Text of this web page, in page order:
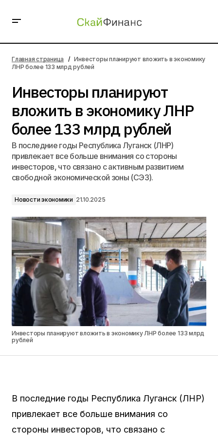
более 133 млрд рублей
Главная страница
Инвесторы планируют вложить в экономику
ЛНР более 133 млрд рублей
Инвесторы планируют
вложить в экономику ЛНР
более 133 млрд рублей
В последние годы Республика Луганск (ЛНР)
привлекает все больше внимания со стороны
инвесторов, что связано с активным развитием
свободной экономической зоны (СЭЗ).
Новости экономики 21.10.2025
Инвесторы планируют вложить в экономику ЛНР более 133 млрд
рублей
В последние годы Республика Луганск (ЛНР)
привлекает все больше внимания со
стороны инвесторов, что связано с